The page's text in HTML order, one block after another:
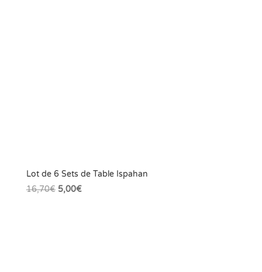
Lot de 6 Sets de Table Ispahan
16,70€ Le
5,00€Le